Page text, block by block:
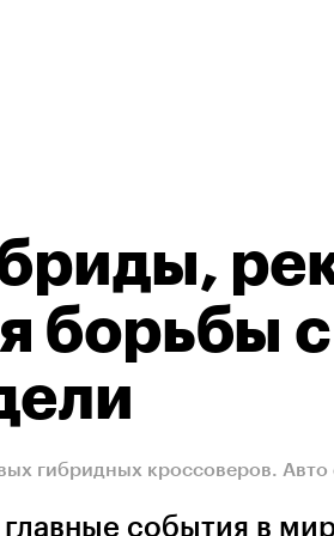
борьбы
гибридных кроссоверов.
события в